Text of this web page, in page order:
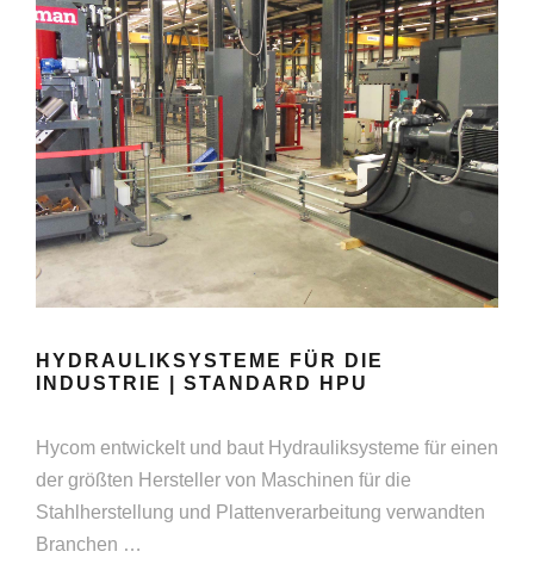
HYDRAULIKSYSTEME FÜR DIE
INDUSTRIE | STANDARD HPU
Hycom entwickelt und baut Hydrauliksysteme für einen
der größten Hersteller von Maschinen für die
Stahlherstellung und Plattenverarbeitung verwandten
Branchen …